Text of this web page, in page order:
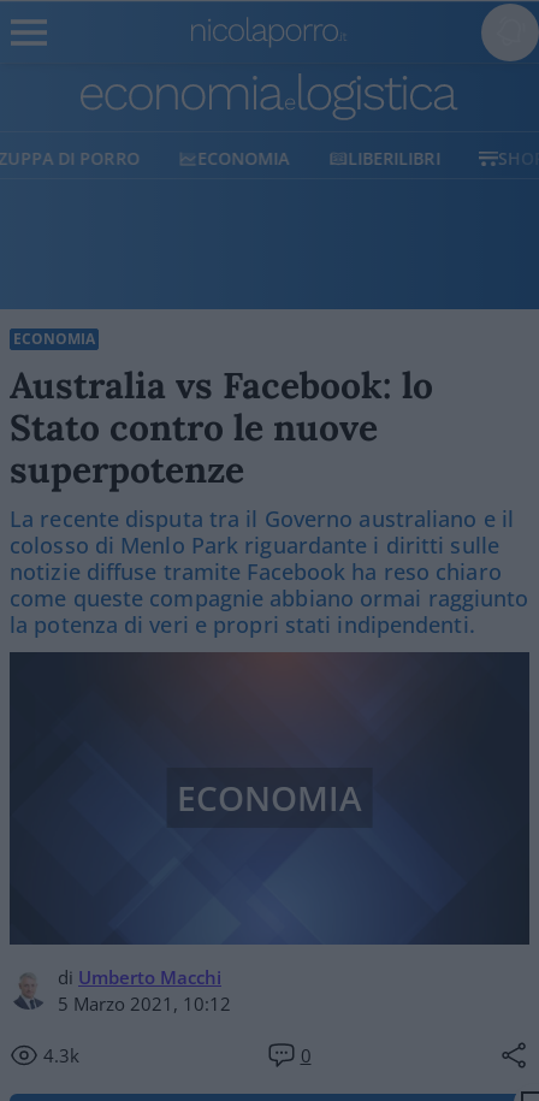
ECONOMIA LIBERILIBRI SHOP SOSTIENICI
ECONOMIA
Australia vs Facebook: lo
Stato contro le nuove
superpotenze
La recente disputa tra il Governo australiano e il
colosso di Menlo Park riguardante i diritti sulle
notizie diffuse tramite Facebook ha reso chiaro
come queste compagnie abbiano ormai raggiunto
la potenza di veri e propri stati indipendenti.
di Umberto Macchi
5 Marzo 2021, 10:12
4.3k 0
ECONOMIA